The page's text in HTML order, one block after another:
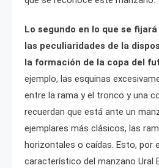
Lo segundo en lo que se
las peculiaridades de la
la formación de la copa del
ejemplo, las esquinas
entre la rama y el tronco y una
recuerdan que está ante un
ejemplares más clásicos, las
horizontales o caídas. Esto, por
característico del manzano Ural